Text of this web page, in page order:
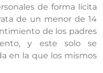
de forma lícita
de un menor de 14
de los padres
y este solo se
en la que los mismos